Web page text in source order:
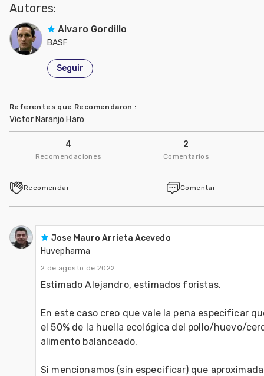
Autores:
Alvaro Gordillo
BASF
Seguir
Referentes que Recomendaron :
Victor Naranjo Haro
4
Recomendaciones
2
Comentarios
Recomendar Comentar
Jose Mauro Arrieta Acevedo
Huvepharma
2 de agosto de 2022
Estimado Alejandro, estimados foristas.
En este caso creo que vale la pena especificar
el 50% de la huella ecológica del pollo/huevo/
alimento balanceado.
Si mencionamos (sin especificar) que